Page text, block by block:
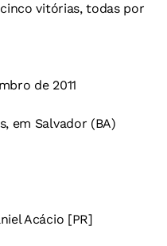
vitórias, todas por
de 2011
em Salvador (BA)
Acácio [PR]